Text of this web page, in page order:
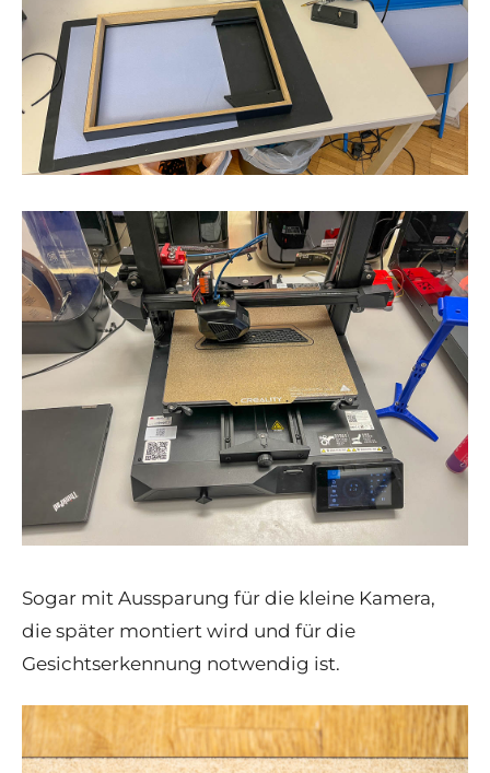
Sogar mit Aussparung für die kleine Kamera,
die später montiert wird und für die
Gesichtserkennung notwendig ist.